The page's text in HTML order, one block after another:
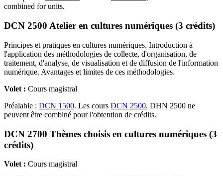
combined for units.
DCN 2500 Atelier en cultures numériques (3 crédits)
Principes et pratiques en cultures numériques. Introduction à
l'application des méthodologies de collecte, d'organisation, de
traitement, d'analyse, de visualisation et de diffusion de l'information
numérique. Avantages et limites de ces méthodologies.
Volet : Cours magistral
Préalable : DCN 1500. Les cours DCN 2500, DHN 2500 ne
peuvent être combiné pour l'obtention de crédits.
DCN 2700 Thèmes choisis en cultures numériques (3
crédits)
Volet : Cours magistral